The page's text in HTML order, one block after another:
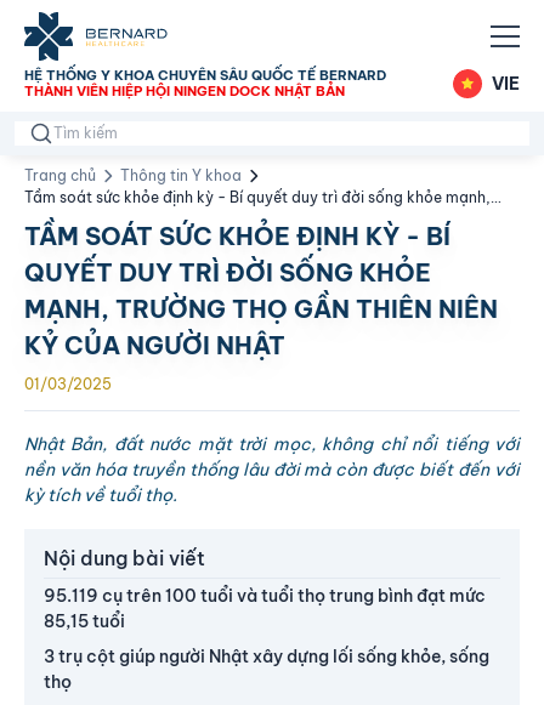
HỆ THỐNG Y KHOA CHUYÊN SÂU QUỐC TẾ BERNARD
THÀNH VIÊN HIỆP HỘI NINGEN DOCK NHẬT BẢN
VIE
Trang chủ
Thông tin Y khoa
Tầm soát sức khỏe định kỳ - Bí quyết duy trì đời sống khỏe mạnh,
trường thọ gần thiên niên kỷ của người Nhật
TẦM SOÁT SỨC KHỎE ĐỊNH KỲ - BÍ
QUYẾT DUY TRÌ ĐỜI SỐNG KHỎE
MẠNH, TRƯỜNG THỌ GẦN THIÊN NIÊN
KỶ CỦA NGƯỜI NHẬT
01/03/2025
Nhật Bản, đất nước mặt trời mọc, không chỉ nổi tiếng với
nền văn hóa truyền thống lâu đời mà còn được biết đến với
kỳ tích về tuổi thọ.
Nội dung bài viết
95.119 cụ trên 100 tuổi và tuổi thọ trung bình đạt mức
85,15 tuổi
3 trụ cột giúp người Nhật xây dựng lối sống khỏe, sống
thọ